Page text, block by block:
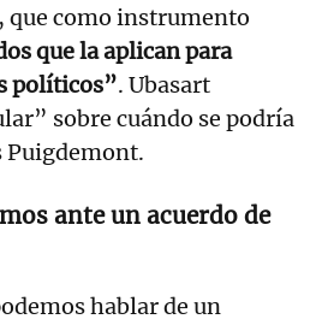
que como instrumento
que la aplican para
políticos”. Ubasart
sobre cuándo se podría
Puigdemont.
ante un acuerdo de
hablar de un